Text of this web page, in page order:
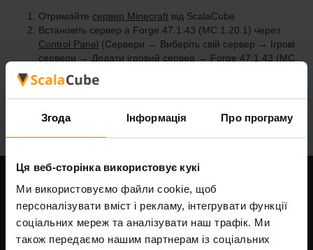
Згода Інформація Про програму
Ця веб-сторінка використовує кукі
Ми використовуємо файли cookie, щоб
персоналізувати вміст і рекламу, інтегрувати функції
соціальних мереж та аналізувати наш трафік. Ми
також передаємо нашим партнерам із соціальних
Отримайте сервер Minecraft від ScalaCube
Встановіть сервер a Forge 47.1.43 (MC 1.20.1) через
Control Panel (Сервери → Виберіть свій сервер → Ігрові
сервери → Додати ігровий сервер → Forge 47.1.43 (MC
1.20.1))
Насолоджуйтесь грою на сервері!
Наша компанія